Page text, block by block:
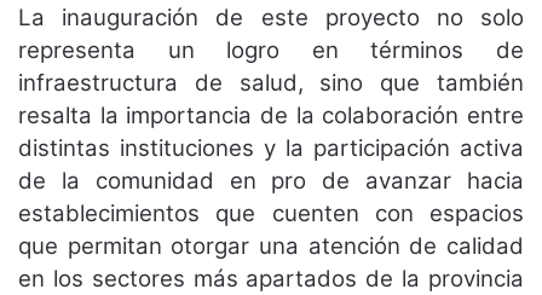
La inauguración de este proyecto no solo
representa un logro en términos de
infraestructura de salud, sino que también
resalta la importancia de la colaboración entre
distintas instituciones y la participación activa
de la comunidad en pro de avanzar hacia
establecimientos que cuenten con espacios
que permitan otorgar una atención de calidad
en los sectores más apartados de la provincia